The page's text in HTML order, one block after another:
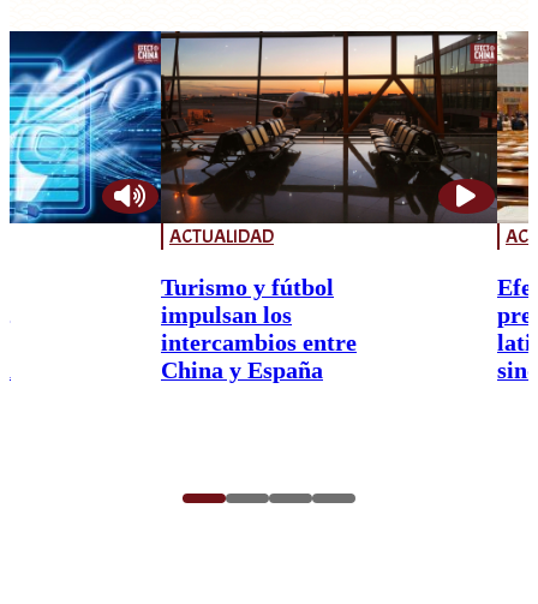
ACTUALIDAD
Turismo y fútbol
impulsan los
intercambios entre
China y España